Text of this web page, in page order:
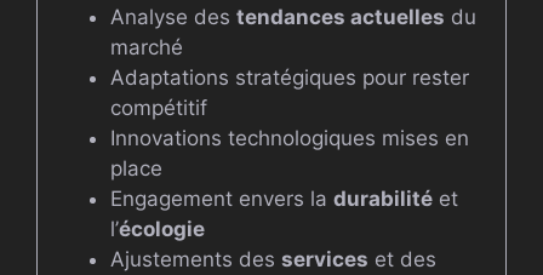
Analyse des tendances actuelles du
marché
Adaptations stratégiques pour rester
compétitif
Innovations technologiques mises en
place
Engagement envers la durabilitéet
l’écologie
Ajustements des services et des